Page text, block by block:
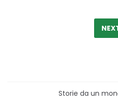
Storie da un